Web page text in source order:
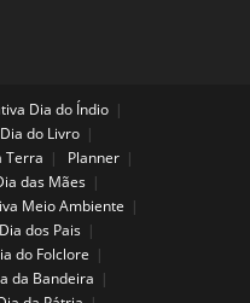
Dia do Índio
do Livro
Terra
Planner
das Mães
Meio Ambiente
dos Pais
do Folclore
da Bandeira